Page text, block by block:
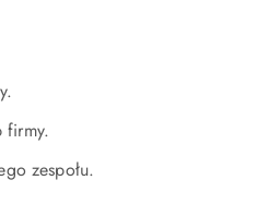
firmy.
zespołu.